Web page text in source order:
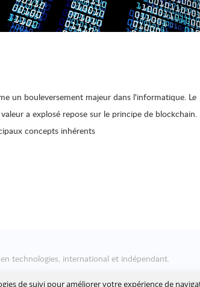
de suivi pour améliorer votre expérience de
un bouleversement majeur dans l'informatique. Le
a explosé repose sur le principe de blockchain.
concepts inhérents
technologies, international et indépendant.